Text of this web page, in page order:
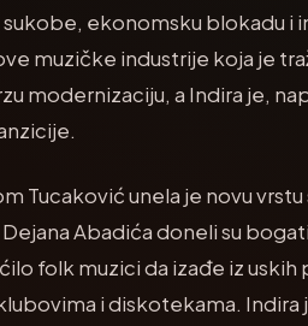
ekonomsku blokadu i
muzičke industrije koja je
modernizaciju, a Indira je,
Tucaković unela je novu
Abadića doneli su
folk muzici da izađe iz
i diskotekama.